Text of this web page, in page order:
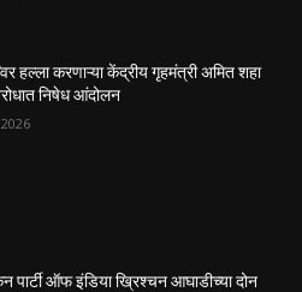
हल्ला करणाऱ्या केंद्रीय गृहमंत्री अमित शहा
निषेध आंदोलन
पार्टी ऑफ इंडिया ख्रिश्चन आघाडीच्या दोन